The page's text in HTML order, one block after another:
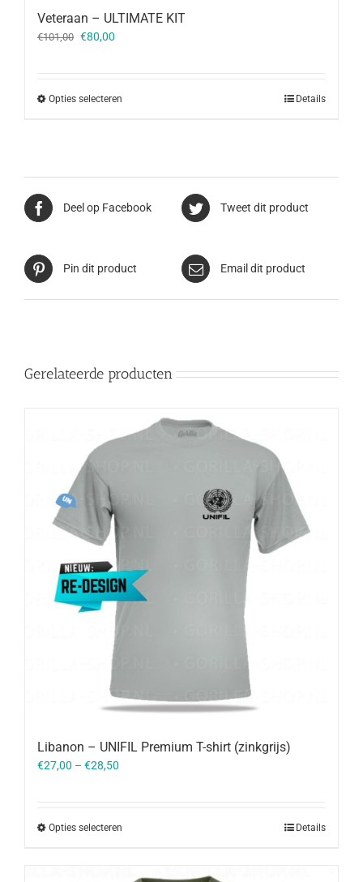
Veteraan – ULTIMATE KIT
€101,00 Oorspronkelijke
€80,00
Opties selecteren Details
Deel op Facebook Tweet dit product
Pin dit product Email dit product
Gerelateerde producten
Libanon – UNIFIL Premium T-shirt (zinkgrijs)
€27,00 – €28,50
Opties selecteren Details